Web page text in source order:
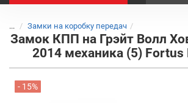
... Замки на коробку передач
Замок КПП на Грэйт Волл
2014 механика (5) Fortus
- 15%